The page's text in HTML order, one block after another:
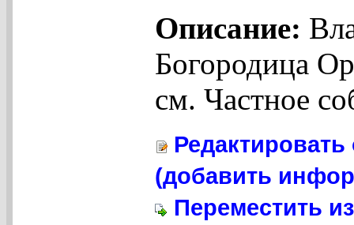
Описание:
Богородица
см. Частное
(добавить
Переместить